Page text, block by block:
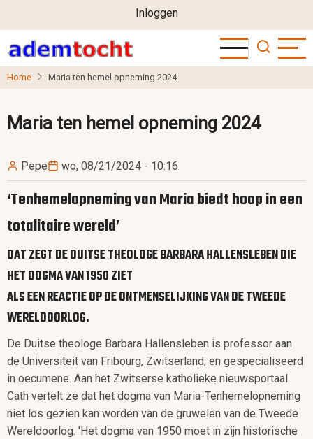
naar
de
inhoud
User
account
menu
Inloggen
Home Maria ten hemel opneming 2024
Maria ten hemel opneming 2024
Pepe wo, 08/21/2024 - 10:16
‘Tenhemelopneming van Maria biedt hoop in een
totalitaire wereld’
DAT ZEGT DE DUITSE THEOLOGE BARBARA HALLENSLEBEN DIE
HET DOGMA VAN 1950 ZIET
ALS EEN REACTIE OP DE ONTMENSELIJKING VAN DE TWEEDE
WERELDOORLOG.
De Duitse theologe Barbara Hallensleben is professor aan
de Universiteit van Fribourg, Zwitserland, en gespecialiseerd
in oecumene. Aan het Zwitserse katholieke nieuwsportaal
Cath vertelt ze dat het dogma van Maria-Tenhemelopneming
niet los gezien kan worden van de gruwelen van de Tweede
Wereldoorlog. 'Het dogma van 1950 moet in zijn historische